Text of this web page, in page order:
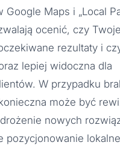
Google Maps i „Local
ocenić, czy
rezultaty i
lepiej widoczna dla
W przypadku
może być
nowych
pozycjonowanie